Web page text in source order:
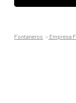
Fontaneros Empresa